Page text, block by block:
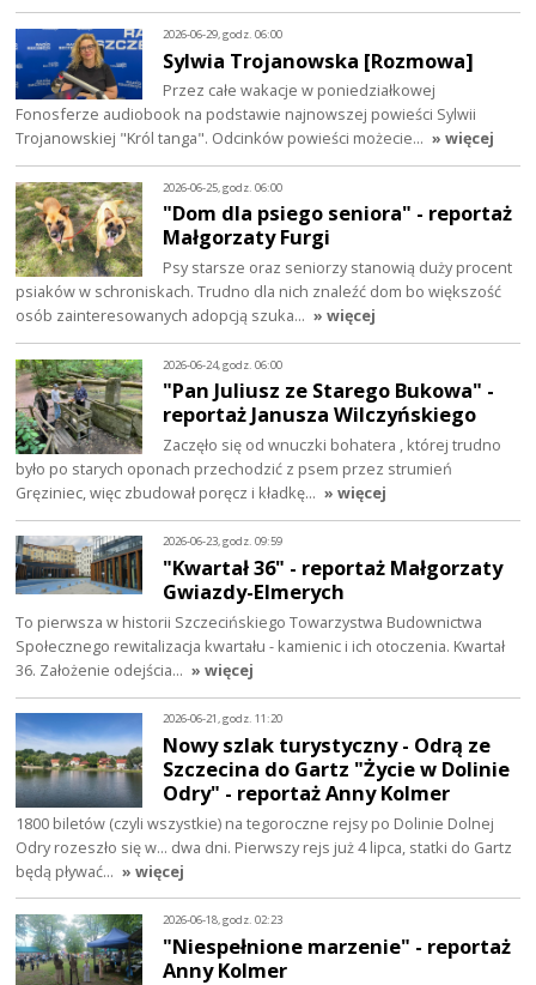
2026-06-29, godz. 06:00
Sylwia Trojanowska [Rozmowa]
Przez całe wakacje w poniedziałkowej
Fonosferze audiobook na podstawie najnowszej powieści Sylwii
Trojanowskiej "Król tanga". Odcinków powieści możecie… » więcej
2026-06-25, godz. 06:00
"Dom dla psiego seniora" - reportaż
Małgorzaty Furgi
Psy starsze oraz seniorzy stanowią duży procent
psiaków w schroniskach. Trudno dla nich znaleźć dom bo większość
osób zainteresowanych adopcją szuka… » więcej
2026-06-24, godz. 06:00
"Pan Juliusz ze Starego Bukowa" -
reportaż Janusza Wilczyńskiego
Zaczęło się od wnuczki bohatera , której trudno
było po starych oponach przechodzić z psem przez strumień
Gręziniec, więc zbudował poręcz i kładkę… » więcej
2026-06-23, godz. 09:59
"Kwartał 36" - reportaż Małgorzaty
Gwiazdy-Elmerych
To pierwsza w historii Szczecińskiego Towarzystwa Budownictwa
Społecznego rewitalizacja kwartału - kamienic i ich otoczenia. Kwartał
36. Założenie odejścia… » więcej
2026-06-21, godz. 11:20
Nowy szlak turystyczny - Odrą ze
Szczecina do Gartz "Życie w Dolinie
Odry" - reportaż Anny Kolmer
1800 biletów (czyli wszystkie) na tegoroczne rejsy po Dolinie Dolnej
Odry rozeszło się w... dwa dni. Pierwszy rejs już 4 lipca, statki do Gartz
będą pływać… » więcej
2026-06-18, godz. 02:23
"Niespełnione marzenie" - reportaż
Anny Kolmer